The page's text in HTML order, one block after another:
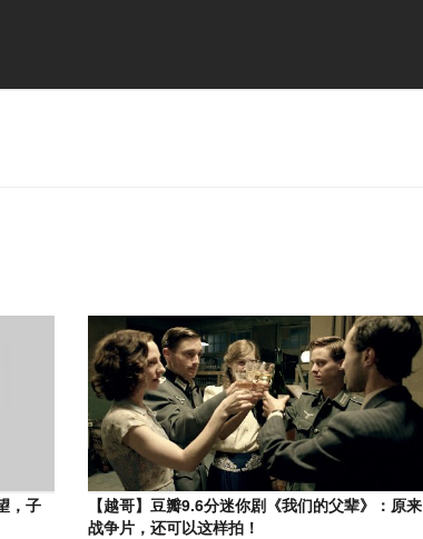
，子
【越哥】豆瓣9.6分迷你剧《我们的父辈》：原来
战争片，还可以这样拍！